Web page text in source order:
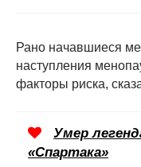
Рано начавшиеся
наступления
факторы риска,
Умер
«Спартака»